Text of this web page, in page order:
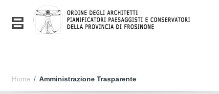
Vai ai contenuti
Vai al menu di navigazione
Vai al footer
Toggle navigation
Home / Amministrazione Trasparente